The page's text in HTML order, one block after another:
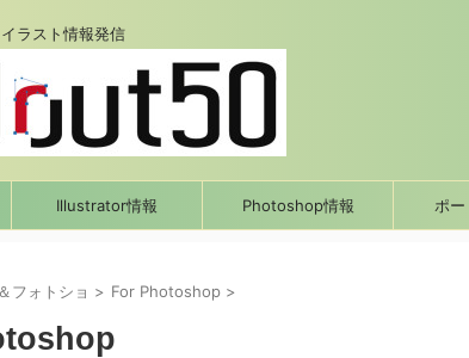
ラスト情報発信
Illustrator情報 Photoshop情報 ポ
フォトショ > For Photoshop >